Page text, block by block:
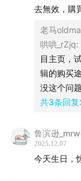
去無效，購
老马oldma
哄哄_rZjq:
目主页，
辑的购买
没这个问
共3条回复
鲁滨逊
2025.12.07
今天生日，